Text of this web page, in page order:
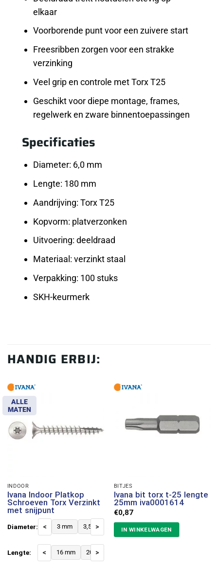
elkaar
Voorborende punt voor een zuivere start
Freesribben zorgen voor een strakke
verzinking
Veel grip en controle met Torx T25
Geschikt voor diepe montage, frames,
regelwerk en zware binnentoepassingen
Specificaties
Diameter: 6,0 mm
Lengte: 180 mm
Aandrijving: Torx T25
Kopvorm: platverzonken
Uitvoering: deeldraad
Materiaal: verzinkt staal
Verpakking: 100 stuks
SKH-keurmerk
HANDIG ERBIJ:
ALLE
MATEN
INDOOR
Ivana Indoor Platkop
Schroeven Torx Verzinkt
met snijpunt
Diameter: < 3 mm 3,5 mm 4 mm 4,5 mm
>
Lengte: < 16 mm 20 mm
>
BITJES
Ivana bit torx t-25 lengte
25mm iva0001614
€0,87
IN WINKELWAGEN